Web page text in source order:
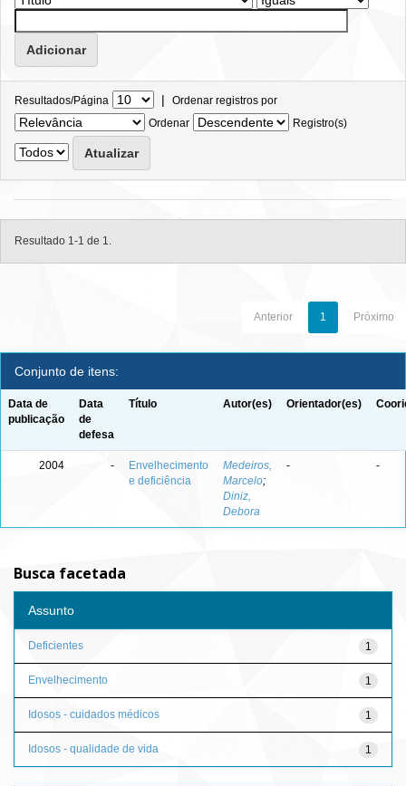
Resultados/Página | Ordenar registros por
Ordenar
Registro(s)
Resultado 1-1 de 1.
Anterior 1 Próximo
Conjunto de itens:
Data de
publicação
Data
de
defesa
Título Autor(es) Orientador(es)
2004 -
Envelhecimento
e deficiência
Medeiros,
Marcelo;
Diniz,
Debora
- -
Busca facetada
Assunto
1
Deficientes
1
Envelhecimento
1
Idosos - cuidados médicos
1
Idosos - qualidade de vida